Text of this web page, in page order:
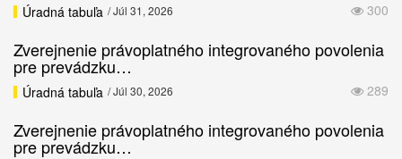
300
Úradná tabuľa / Júl 31, 2026
Zverejnenie právoplatného integrovaného povolenia
pre prevádzku…
289
Úradná tabuľa / Júl 30, 2026
Zverejnenie právoplatného integrovaného povolenia
pre prevádzku…